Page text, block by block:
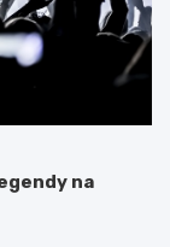
na